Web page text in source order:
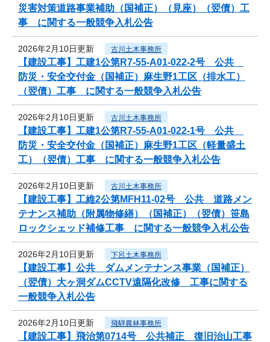
災害対策道路事業補助（国補正）（見座）（翌債）工
事 に関する一般競争入札公告
2026年2月10日更新 古川土木事務所
【建設工事】工建1公第R7-55-A01-022-2号 公共
防災・安全交付金（国補正）麻生野1工区（排水工）
（翌債）工事 に関する一般競争入札公告
2026年2月10日更新 古川土木事務所
【建設工事】工建1公第R7-55-A01-022-1号 公共
防災・安全交付金（国補正）麻生野1工区（軽量盛土
工）（翌債）工事 に関する一般競争入札公告
2026年2月10日更新 古川土木事務所
【建設工事】工維2公第MFH11-02号 公共 道路メン
テナンス補助（附属物修繕）（国補正）（翌債）笹島
ロックシェッド補修工事 に関する一般競争入札公告
2026年2月10日更新 下呂土木事務所
【建設工事】公共 ダムメンテナンス事業（国補正）
（翌債）大ヶ洞ダムCCTV遠隔化改修 工事に関する
一般競争入札公告
2026年2月10日更新 飛騨農林事務所
【建設工事】飛治第0714号 公共補正 復旧治山工事